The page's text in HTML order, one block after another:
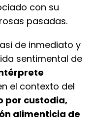
con su
pasadas.
de inmediato y
sentimental de
el contexto del
por custodia,
alimenticia de